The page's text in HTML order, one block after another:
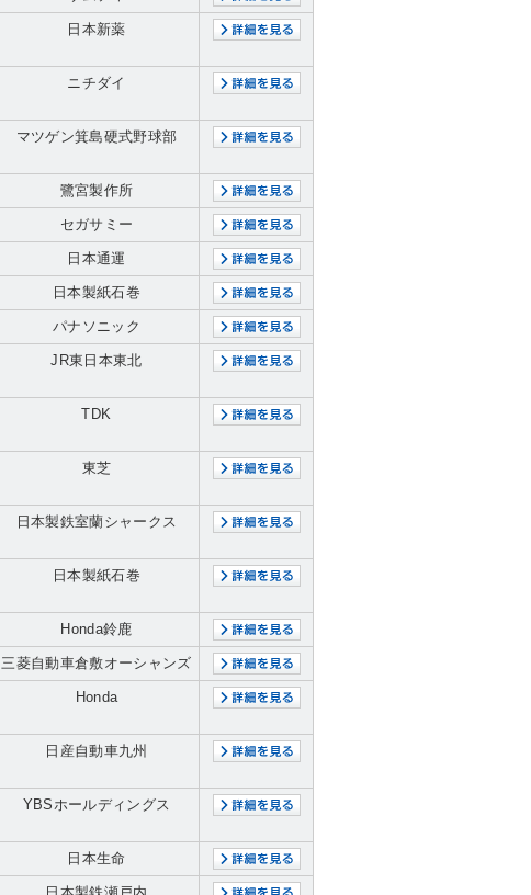
日本新薬
ニチダイ
マツゲン箕島硬式野球部
鷺宮製作所
セガサミー
日本通運
日本製紙石巻
パナソニック
JR東日本東北
TDK
東芝
日本製鉄室蘭シャークス
日本製紙石巻
Honda鈴鹿
三菱自動車倉敷オーシャンズ
Honda
日産自動車九州
YBSホールディングス
日本生命